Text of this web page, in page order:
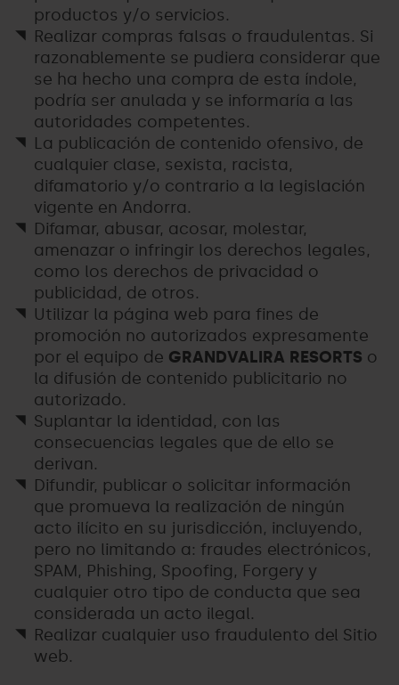
productos y/o servicios.
Realizar compras falsas o fraudulentas. Si
razonablemente se pudiera considerar que
se ha hecho una compra de esta índole,
podría ser anulada y se informaría a las
autoridades competentes.
La publicación de contenido ofensivo, de
cualquier clase, sexista, racista,
difamatorio y/o contrario a la legislación
vigente en Andorra.
Difamar, abusar, acosar, molestar,
amenazar o infringir los derechos legales,
como los derechos de privacidad o
publicidad, de otros.
Utilizar la página web para fines de
promoción no autorizados expresamente
por el equipo de GRANDVALIRA RESORTS o
la difusión de contenido publicitario no
autorizado.
Suplantar la identidad, con las
consecuencias legales que de ello se
derivan.
Difundir, publicar o solicitar información
que promueva la realización de ningún
acto ilícito en su jurisdicción, incluyendo,
pero no limitando a: fraudes electrónicos,
SPAM, Phishing, Spoofing, Forgery y
cualquier otro tipo de conducta que sea
considerada un acto ilegal.
Realizar cualquier uso fraudulento del Sitio
web.